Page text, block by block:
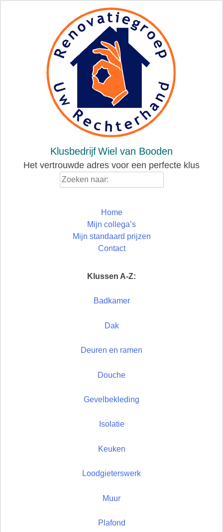
KlusbedrijfWiel van Booden
Het vertrouwde adres voor een perfecte klus
Home
Mijn collega’s
Mijn standaard prijzen
Contact
Klussen A-Z:
Badkamer
Dak
Deuren en ramen
Douche
Gevelbekleding
Isolatie
Keuken
Loodgieterswerk
Muur
Plafond